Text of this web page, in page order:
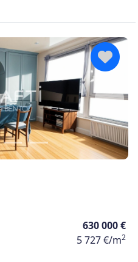
630 000 €
5 727 €/m2